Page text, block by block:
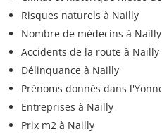
Risques naturels à Nailly
Nombre de médecins à Nailly
Accidents de la route à Nailly
Délinquance à Nailly
Prénoms donnés dans
Entreprises à Nailly
Prix m2 à Nailly